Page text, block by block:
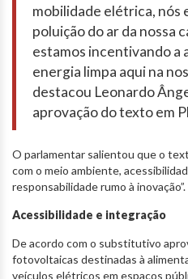
mobilidade elétrica, nós
poluição do ar da nossa
estamos incentivando a
energia limpa aqui na
destacou Leonardo
aprovação do texto em
O parlamentar salientou que o
com o meio ambiente,
responsabilidade rumo à inovação”.
Acessibilidade e integração
De acordo com o substitutivo
fotovoltaicas destinadas à
veículos elétricos em espaços